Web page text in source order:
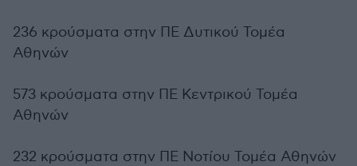
236 κρούσματα στην ΠΕ Δυτικού Τομέα
Αθηνών
573 κρούσματα στην ΠΕ Κεντρικού Τομέα
Αθηνών
232 κρούσματα στην ΠΕ Νοτίου Τομέα Αθηνών